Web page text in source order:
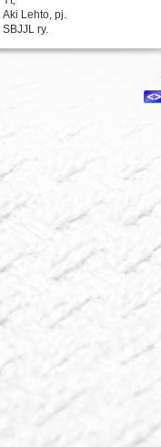
Aki Lehto, pj.
SBJJL ry.